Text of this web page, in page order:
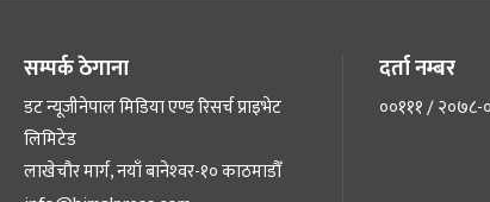
सम्पर्क ठेगाना
डट न्यूजीनेपाल मिडिया एण्ड रिसर्च प्राइभेट
लिमिटेड
लाखेचौर मार्ग, नयाँ बानेश्‍वर-१० काठमाडौँ
दर्ता नम्बर
००१११ / २०७८-